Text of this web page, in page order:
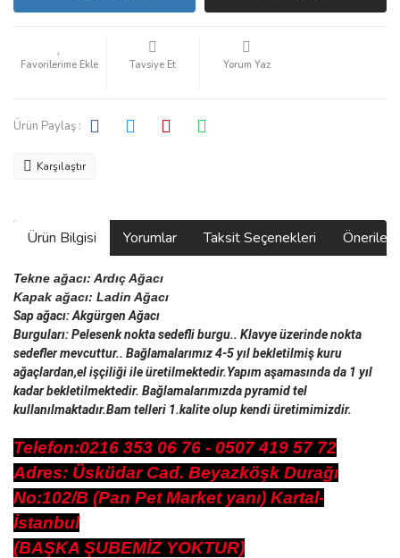
Tavsiye Et Yorum Yaz
Ürün Paylaş :
Karşılaştır
Ürün Bilgisi Yorumlar Taksit Seçenekleri
Tekne ağacı: Ardıç Ağacı
Kapak ağacı: Ladin Ağacı
Sap ağacı: Akgürgen Ağacı
Burguları: Pelesenk nokta sedefli burgu.. Klavye üzerinde nokta
sedefler mevcuttur.. Bağlamalarımız 4-5 yıl bekletilmiş kuru
ağaçlardan,el işçiliği ile üretilmektedir.Yapım aşamasında da 1 yıl
kadar bekletilmektedir. Bağlamalarımızda pyramid tel
kullanılmaktadır.Bam telleri 1.kalite olup kendi üretimimizdir.
Telefon:0216 353 06 76 - 0507 419 57 72
Adres: Üsküdar Cad. Beyazköşk Durağı
No:102/B (Pan Pet Market yanı) Kartal-
İstanbul
(BAŞKA ŞUBEMİZ YOKTUR)